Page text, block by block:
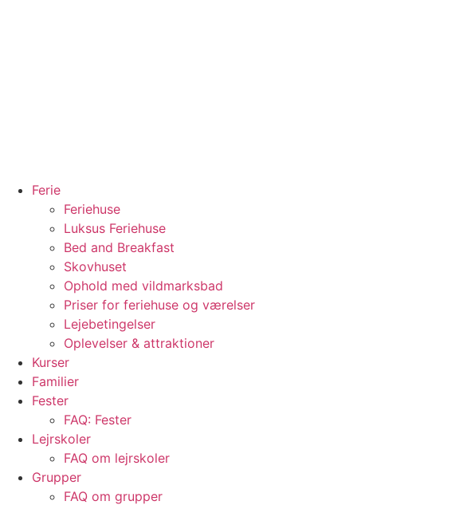
Ferie
Feriehuse
Luksus Feriehuse
Bed and Breakfast
Skovhuset
Ophold med vildmarksbad
Priser for feriehuse og værelser
Lejebetingelser
Oplevelser & attraktioner
Kurser
Familier
Fester
FAQ: Fester
Lejrskoler
FAQ om lejrskoler
Grupper
FAQ om grupper